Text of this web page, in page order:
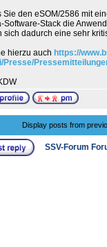
Sie den eSOM/2586 mit
Software-Stack die
sich dadurch eine sehr
hierzu auch https://
Presse/
Display posts from
SSV-Forum